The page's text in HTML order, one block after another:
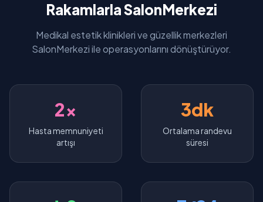
Rakamlarla SalonMerkezi
Medikal estetik klinikleri ve güzellik merkezleri
SalonMerkezi ile operasyonlarını dönüştürüyor.
2x
Hasta memnuniyeti
artışı
3dk
Ortalama randevu
süresi